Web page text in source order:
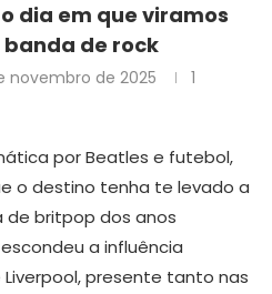
o dia em que viramos
de rock
novembro de 2025
1
por Beatles e futebol,
o destino tenha te levado a
de britpop dos anos
a influência
presente tanto nas